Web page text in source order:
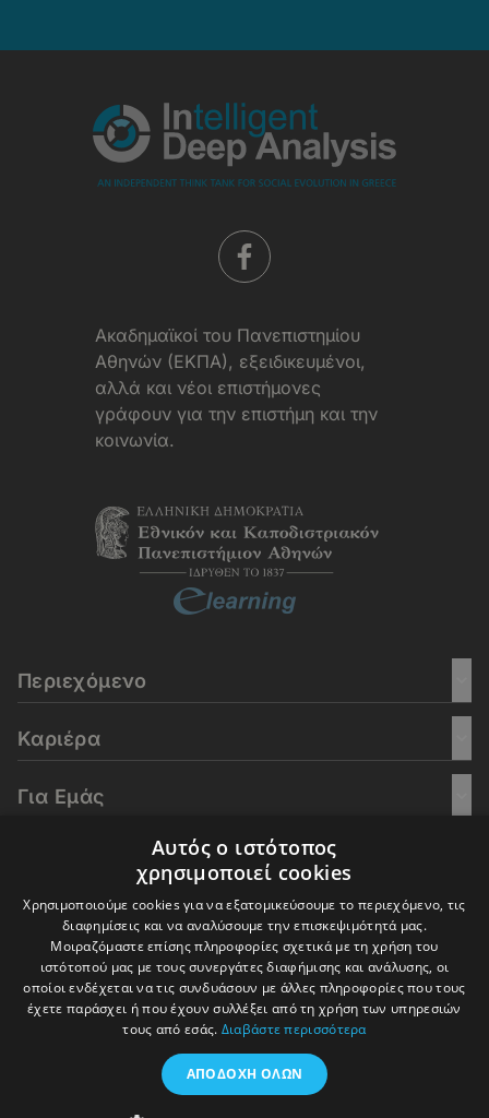
Aκαδημαϊκοί του Πανεπιστημίου
Αθηνών (ΕΚΠΑ), εξειδικευμένοι,
αλλά και νέοι επιστήμονες
γράφουν για την επιστήμη και την
κοινωνία.
Περιεχόμενο
Καριέρα
Για Εμάς
E-Learning
© 2016-2026 In Deep Analysis - All rights reserved.
Πολιτική Cookies Πολιτική Απορρήτου
Αυτός ο ιστότοπος
χρησιμοποιεί cookies
Χρησιμοποιούμε cookies για να εξατομικεύσουμε το περιεχόμενο, τις
διαφημίσεις και να αναλύσουμε την επισκεψιμότητά μας.
Μοιραζόμαστε επίσης πληροφορίες σχετικά με τη χρήση του
ιστότοπού μας με τους συνεργάτες διαφήμισης και ανάλυσης, οι
οποίοι ενδέχεται να τις συνδυάσουν με άλλες πληροφορίες που τους
έχετε παράσχει ή που έχουν συλλέξει από τη χρήση των υπηρεσιών
τους από εσάς. Διαβάστε περισσότερα
ΑΠΟΔΟΧΉ ΌΛΩΝ